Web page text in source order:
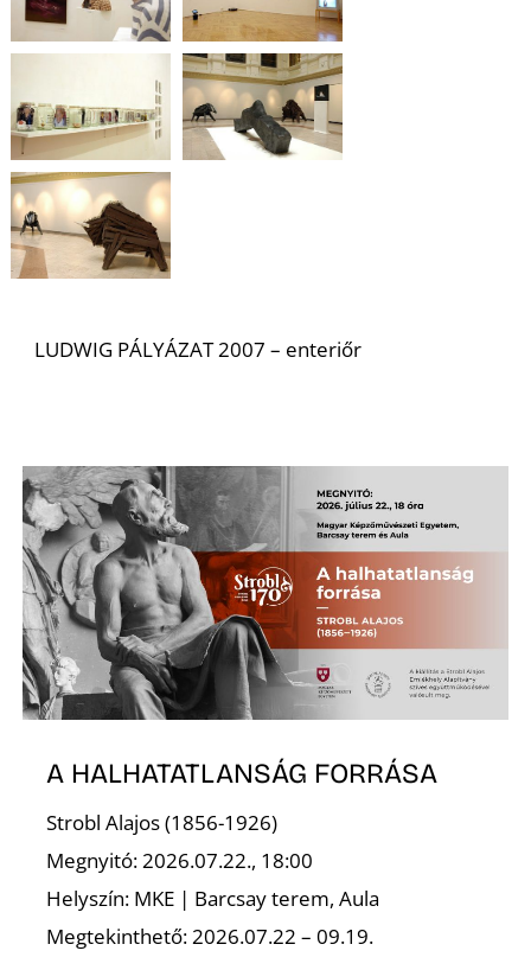
LUDWIG PÁLYÁZAT 2007 – enteriőr
A HALHATATLANSÁG FORRÁSA
Strobl Alajos (1856-1926)
Megnyitó: 2026.07.22., 18:00
Helyszín: MKE | Barcsay terem, Aula
Megtekinthető: 2026.07.22 – 09.19.